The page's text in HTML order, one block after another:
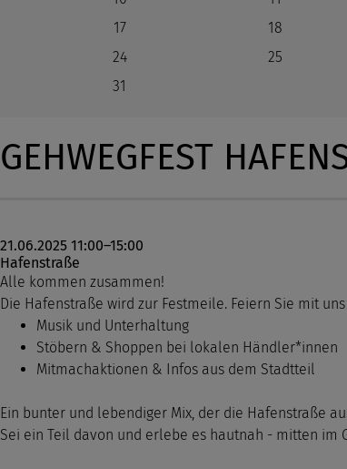
17
18
24
25
31
GEHWEGFEST
21.06.2025 11:00–15:00
Hafenstraße
Alle kommen zusammen!
Die Hafenstraße wird zur Festmeile. Feiern Sie mit
Musik und Unterhaltung
Stöbern & Shoppen bei lokalen Händler*innen
Mitmachaktionen & Infos aus dem Stadtteil
Ein bunter und lebendiger Mix, der die Hafenstraße
Sei ein Teil davon und erlebe es hautnah - mitten im